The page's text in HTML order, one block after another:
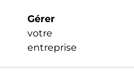
Gérer
votre
entreprise